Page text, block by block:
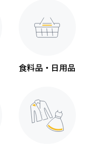
食料品・日用品